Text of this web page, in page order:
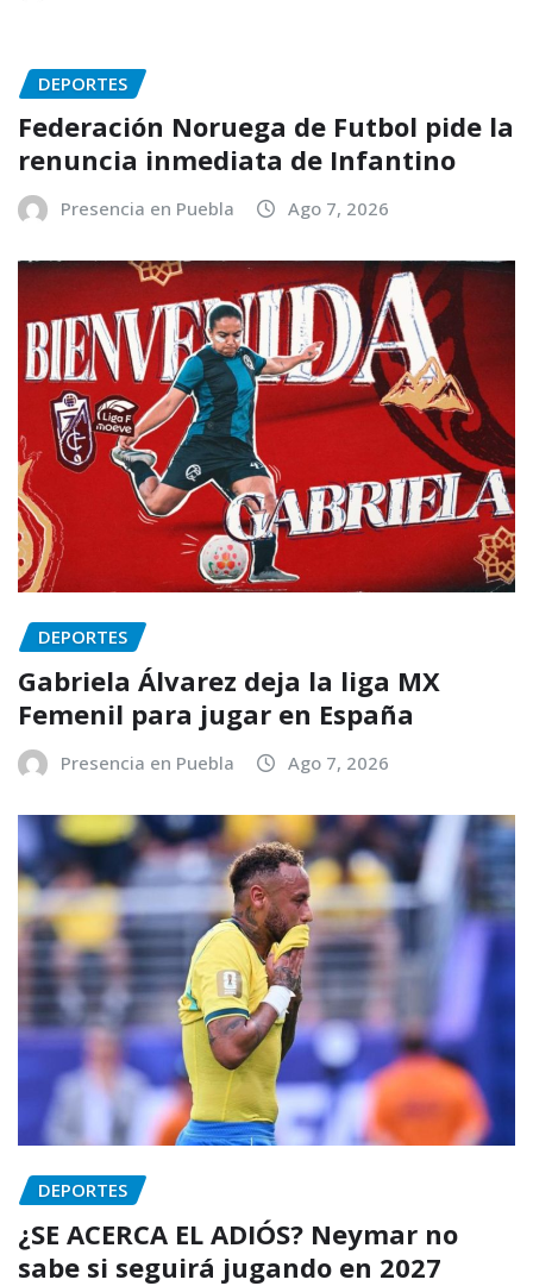
DEPORTES
Federación Noruega de Futbol pide la
renuncia inmediata de Infantino
Presencia en Puebla Ago 7, 2026
DEPORTES
Gabriela Álvarez deja la liga MX
Femenil para jugar en España
Presencia en Puebla Ago 7, 2026
DEPORTES
¿SE ACERCA EL ADIÓS? Neymar no
sabe si seguirá jugando en 2027